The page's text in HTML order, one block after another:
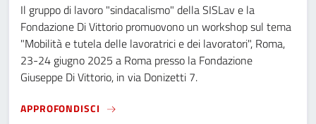
Il gruppo di lavoro "sindacalismo" della SISLav e la
Fondazione Di Vittorio promuovono un workshop sul tema
"Mobilità e tutela delle lavoratrici e dei lavoratori", Roma,
23-24 giugno 2025 a Roma presso la Fondazione
Giuseppe Di Vittorio, in via Donizetti 7.
APPROFONDISCI SEMINARIO "MOBILITÀ E TUTELA DELLE